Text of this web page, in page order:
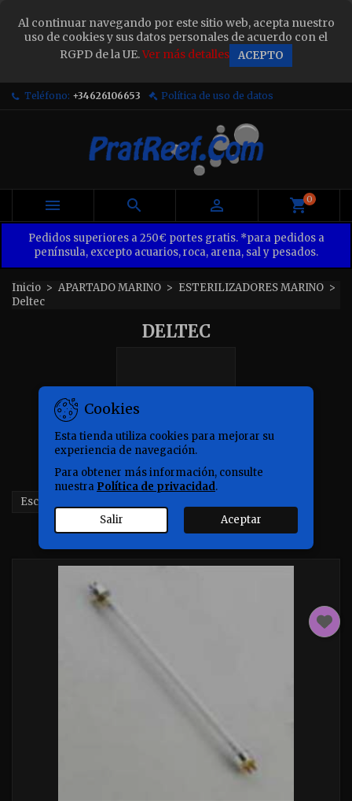
Al continuar navegando por este sitio web, acepta nuestro
uso de cookies y sus datos personales de acuerdo con el
RGPD de la UE.Ver más detalles ACEPTO
Teléfono: +34626106653 Política de uso de datos
   0
Pedidos superiores a 250€ portes gratis. *para pedidos a
península, excepto acuarios, roca, arena, sal y pesados.
Inicio APARTADO MARINO
ESTERILIZADORES MARINO
Deltec
DELTEC
Escoger 
Mostrando 1-2 de 2 artículo(s)
Cookies
Esta tienda utiliza cookies para mejorar su
experiencia de navegación.
Para obtener más información, consulte
nuestra Política de privacidad.
Salir Aceptar
Sign in ×
You need to be logged in to save products in your
wish list.